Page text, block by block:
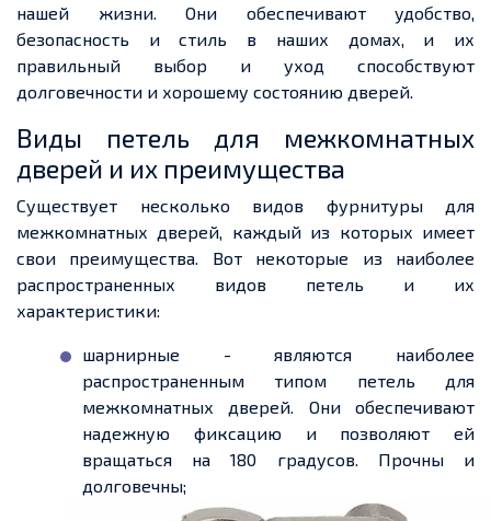
нашей жизни. Они обеспечивают удобство,
безопасность и стиль в наших домах, и их
правильный выбор и уход способствуют
долговечности и хорошему состоянию дверей.
Виды петель для межкомнатных
дверей и их преимущества
Существует несколько видов фурнитуры для
межкомнатных дверей, каждый из которых имеет
свои преимущества. Вот некоторые из наиболее
распространенных видов петель и их
характеристики:
шарнирные - являются наиболее
распространенным типом петель для
межкомнатных дверей. Они обеспечивают
надежную фиксацию и позволяют ей
вращаться на 180 градусов. Прочны и
долговечны;